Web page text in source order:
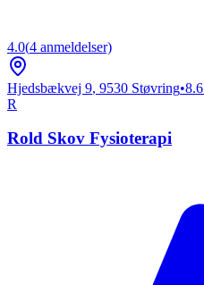
4.0(4 anmeldelser)
Hjedsbækvej 9, 9530 Støvring•8.6
R
Rold Skov Fysioterapi